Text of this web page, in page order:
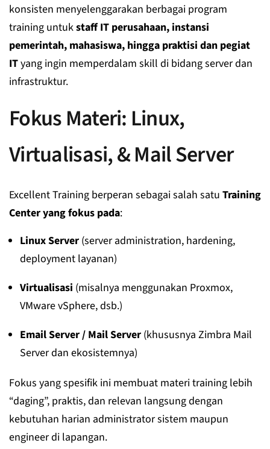
konsisten menyelenggarakan berbagai program
training untukstaff IT perusahaan, instansi
pemerintah, mahasiswa, hingga praktisi dan pegiat
ITyang ingin memperdalam skill di bidang server dan
infrastruktur.
Fokus Materi: Linux,
Virtualisasi, & Mail Server
Excellent Training berperan sebagai salah satu Training
Center yang fokus pada:
Linux Server (server administration, hardening,
deployment layanan)
Virtualisasi (misalnya menggunakan Proxmox,
VMware vSphere, dsb.)
Email Server / Mail Server (khususnya Zimbra Mail
Server dan ekosistemnya)
Fokus yang spesifik ini membuat materi training lebih
“daging”, praktis, dan relevan langsung dengan
kebutuhan harian administrator sistem maupun
engineer di lapangan.